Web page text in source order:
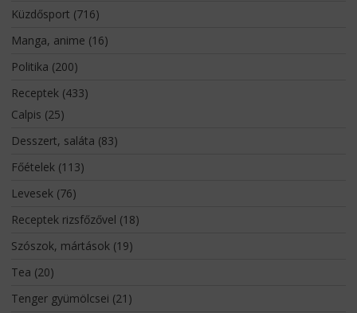
Küzdősport (716)
Manga, anime (16)
Politika (200)
Receptek(433)
Calpis (25)
Desszert, saláta (83)
Főételek(113)
Levesek(76)
Receptek rizsfőzővel (18)
Szószok, mártások(19)
Tea (20)
Tenger gyümölcsei (21)